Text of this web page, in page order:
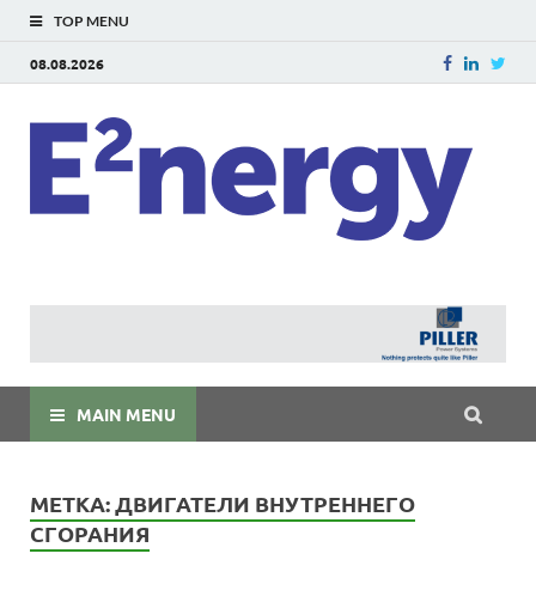
TOP MENU
08.08.2026
MAIN MENU
МЕТКА:ДВИГАТЕЛИ ВНУТРЕННЕГО
СГОРАНИЯ